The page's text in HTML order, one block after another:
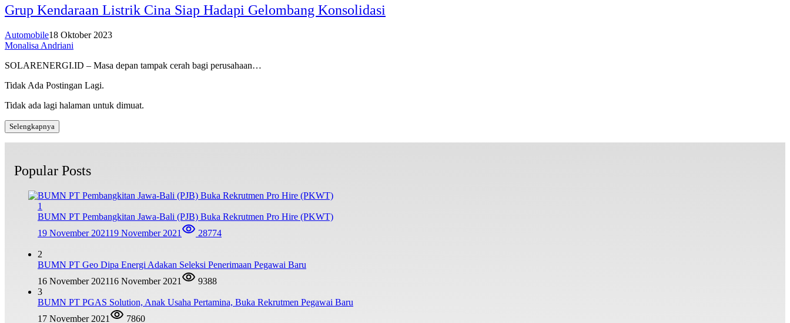
Grup Kendaraan Listrik Cina Siap Hadapi Gelombang Konsolidasi
Automobile18 Oktober 2023
Monalisa Andriani
SOLARENERGI.ID – Masa depan tampak cerah bagi perusahaan…
Tidak Ada Postingan Lagi.
Tidak ada lagi halaman untuk dimuat.
Selengkapnya
Popular Posts
1
BUMN PT Pembangkitan Jawa-Bali (PJB) Buka Rekrutmen Pro Hire (PKWT)
19 November 202119 November 2021 28774
2
BUMN PT Geo Dipa Energi Adakan Seleksi Penerimaan Pegawai Baru
16 November 202116 November 2021
9388
3
BUMN PT PGAS Solution, Anak Usaha Pertamina, Buka Rekrutmen Pegawai Baru
17 November 2021
7860